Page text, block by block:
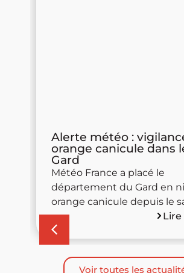
Alerte météo :
orange canicule dans
Gard
Météo France a placé le
département du Gard en
orange canicule depuis le
Voir toutes les